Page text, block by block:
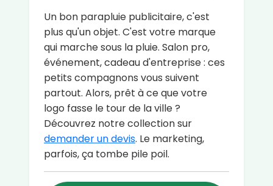
Un bon parapluie publicitaire, c'est
plus qu'un objet. C'est votre marque
qui marche sous la pluie. Salon pro,
événement, cadeau d'entreprise : ces
petits compagnons vous suivent
partout. Alors, prêt à ce que votre
logo fasse le tour de la ville ?
Découvrez notre collection sur
demander un devis. Le marketing,
parfois, ça tombe pile poil.